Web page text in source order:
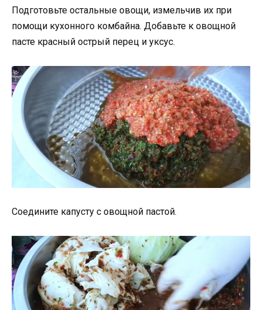
Подготовьте остальные овощи, измельчив их при
помощи кухонного комбайна. Добавьте к овощной
пасте красный острый перец и уксус.
Соедините капусту с овощной пастой.